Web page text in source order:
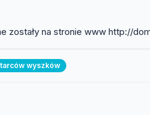
na stronie www http://
wyszków